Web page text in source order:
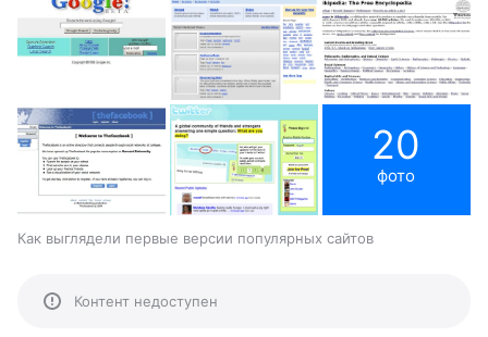
20
фото
Как выглядели первые версии популярных сайтов
Контент недоступен